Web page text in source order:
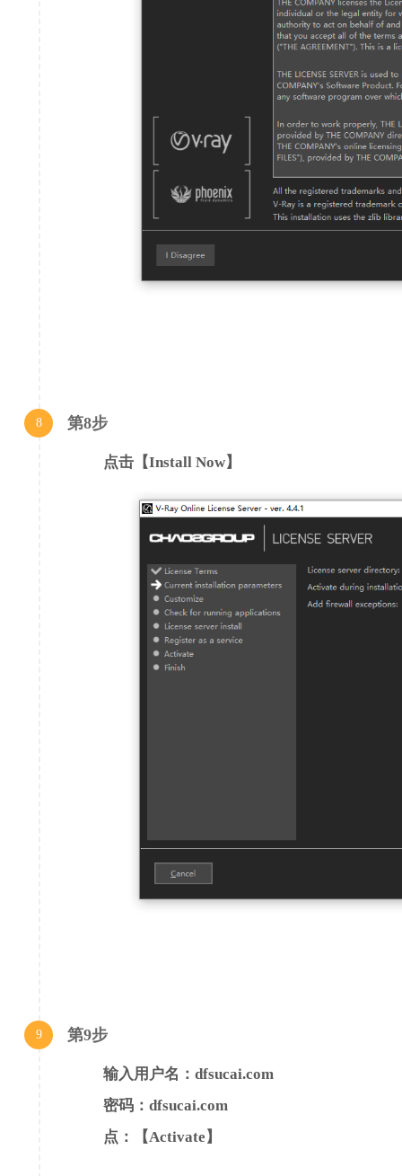
8 第8步
点击【Install Now】
9 第9步
输入用户名：dfsucai.com
密码：dfsucai.com
点：【Activate】